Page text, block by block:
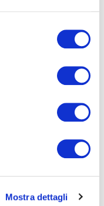
Mostra dettagli